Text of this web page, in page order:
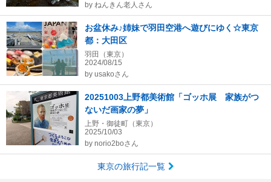
by ねんきん老人さん
お盆休み♪姉妹で羽田空港へ遊びにゆく☆東京
都：大田区
羽田（東京）
2024/08/15
by usakoさん
20251003上野都美術館「ゴッホ展 家族がつ
ないだ画家の夢」
上野・御徒町（東京）
2025/10/03
by norio2boさん
東京の旅行記一覧